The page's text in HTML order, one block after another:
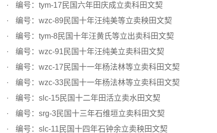
编号：tym-17民国六年田庆成立卖科田文契
编号：wzc-89民国十年汪纯美等立卖秧田文契
编号：tym-8民国十年汪黄氏等立出卖科田文契
编号：wzc-91民国十年汪纯美立卖科田文契
编号：wzc-17民国十一年杨法林等立卖科田文契
编号：wzc-33民国十一年杨法林等立卖科田文契
编号：slc-15民国十二年田活立卖水田文契
编号：srg-3民国十三年石维垣立卖科田文契
编号：slc-11民国十四年石钟余立卖秧田文契